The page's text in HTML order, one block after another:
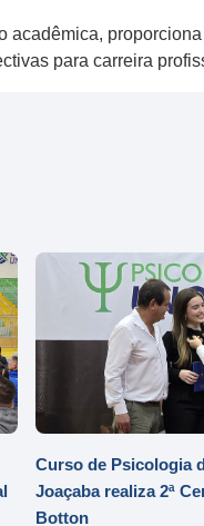
para carreira
Curso de Psicologia
Joaçaba realiza 2ª
Botton